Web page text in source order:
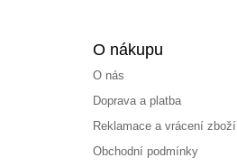
O nákupu
O nás
Doprava a platba
Reklamace a vrácení zboží
Obchodní podmínky